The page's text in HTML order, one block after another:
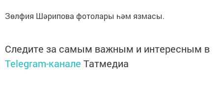
Зөлфия Шәрипова фотолары һәм язмасы.
Следите за самым важным и интересным в
Telegram-канале Татмедиа